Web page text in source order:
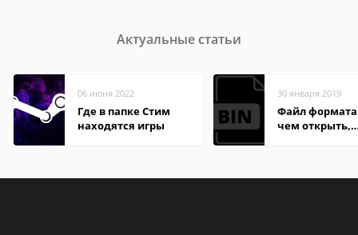
Актуальные статьи
06 июня 2022
Где в папке Стим
находятся игры
30 января 2019
Файл формата
чем открыть,